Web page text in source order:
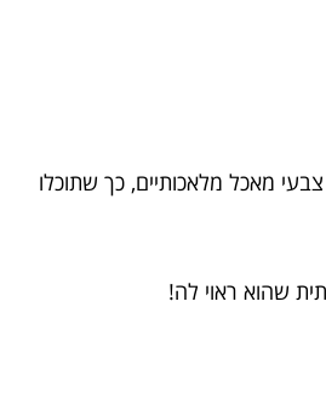
מאכל מלאכותיים, כך שתוכלו
שהוא ראוי לה!